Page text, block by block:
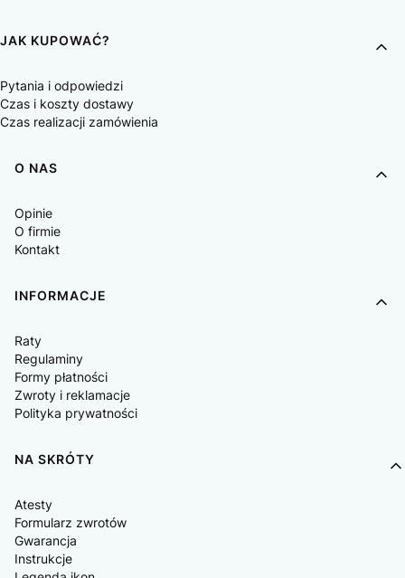
JAK KUPOWAĆ?
Pytania i odpowiedzi
Czas i koszty dostawy
Czas realizacji zamówienia
O NAS
Opinie
O firmie
Kontakt
INFORMACJE
Raty
Regulaminy
Formy płatności
Zwroty i reklamacje
Polityka prywatności
NA SKRÓTY
Atesty
Formularz zwrotów
Gwarancja
Instrukcje